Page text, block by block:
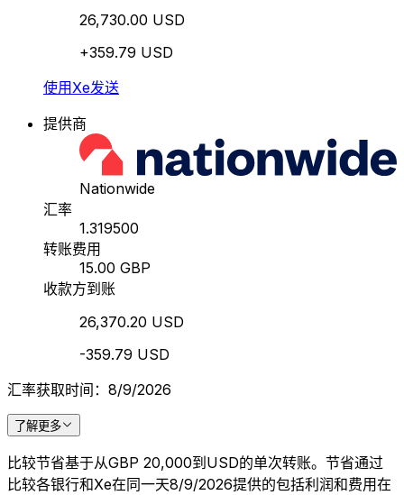
26,730.00 USD
+359.79 USD
使用Xe发送
提供商
Nationwide
汇率
1.319500
转账费用
15.00 GBP
收款方到账
26,370.20 USD
-359.79 USD
汇率获取时间：8/9/2026
了解更多
比较节省基于从GBP 20,000到USD的单次转账。节省通过
比较各银行和Xe在同一天8/9/2026提供的包括利润和费用在